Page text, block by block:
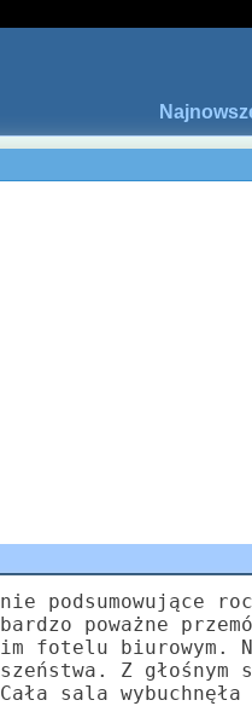
podsumowujące
poważne
fotelu biurowym.
Z głośnym
sala